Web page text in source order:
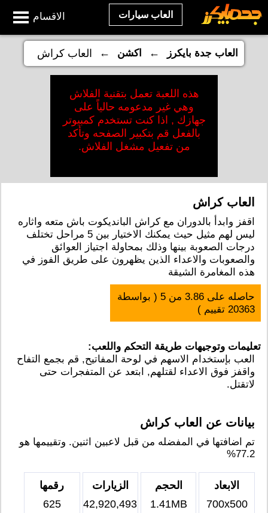
الاقسام العاب سيارات
العاب جدة بايكرز ← اكشن ← العاب كراش
هذه اللعبة تعمل بتقنية الفلاش
وهي غير مدعومه حالياً على
جهازك , اذا كنت تستخدم كمبيوتر
بالفعل قم بتكبير الصفحه وتأكد
من تفعيل مشغل الفلاش.
العاب كراش
اقفز وابدأ بالدوران مع كراش البانديكوت باش متعه واثاره
ليس لهم مثيل حيث يمكنك الاختيار بين 5 مراحل تختلف
درجات الصعوبة بينها وذلك بمحاولة اجتياز العوائق
والصعوبات والاعداء الذين يظهرون على طريق الفوز في
هذه المغامرة الشيقة
حاصله على3.86 من5 ( بواسطة
20363 تقييم )
تعليمات وتوجيهات طريقة التحكم واللعب:
العب بإستخدام الاسهم في لوحة المفاتيح, قم بجمع التفاح
واقفز فوق الاعداء لقتلهم, ابتعد عن المتفجرات حتى
لاتقتل.
بيانات عن العاب كراش
تم اضافتها في المفضله من قبل لاعبين اثنين. وتقييمها هو
77.2%
الابعاد
700x500
الحجم
1.41MB
الزيارات
42,920,493
رقمها
625